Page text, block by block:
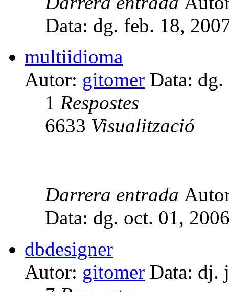
Data: dg. feb. 18,
multiidioma
Autor: gitomer Data:
1 Respostes
6633 Visualització
Darrera entrada
Data: dg. oct. 01,
dbdesigner
Autor: gitomer Data: dj.